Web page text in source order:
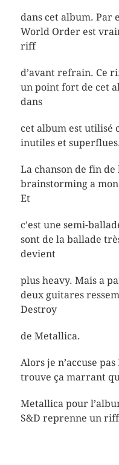
dans cet album. Par
World Order est
riff
d’avant refrain. Ce
un point fort de cet
dans
cet album est utilisé
inutiles et
La chanson de fin de
brainstorming a
Et
c’est une semi-
sont de la ballade
devient
plus heavy. Mais a
deux guitares
Destroy
de Metallica.
Alors je n’accuse
trouve ça marrant
Metallica pour
S&D reprenne un